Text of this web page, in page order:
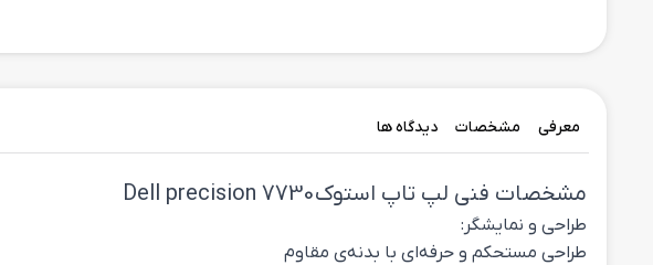
معرفی مشخصات دیدگاه ها
مشخصات فنی لپ تاپ استوک Dell precision 7730
طراحی و نمایشگر:
طراحی مستحکم و حرفه‌ای با بدنه‌ی مقاوم